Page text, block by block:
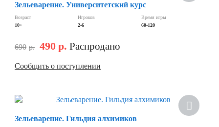
Зельеварение. Университетский курс
Возраст
10+
Игроков
2-6
Время игры
60-120
690 р. 490 р. Распродано
Сообщить о поступлении
Зельеварение. Гильдия алхимиков